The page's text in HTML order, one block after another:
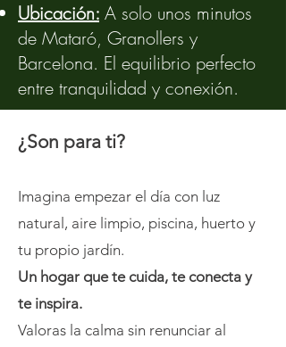
Ubicación: A solo unos minutos
de Mataró, Granollers y
Barcelona. El equilibrio perfecto
entre tranquilidad y conexión.
¿Son para ti?
Imagina empezar el día con luz
natural, aire limpio, piscina, huerto y
tu propio jardín.
Un hogar que te cuida, te conecta y
te inspira.
Valoras la calma sin renunciar al